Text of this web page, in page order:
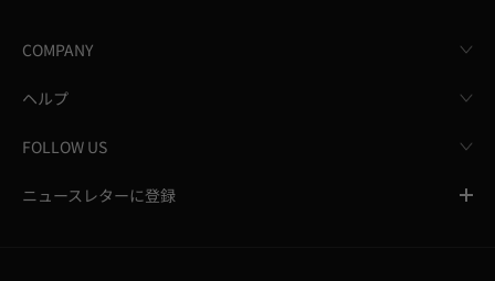
COMPANY
ヘルプ
FOLLOW US
ニュースレターに登録